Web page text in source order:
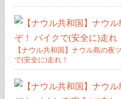
【ナウル共和国】ナウル島の夜
で(安全に)走れ！